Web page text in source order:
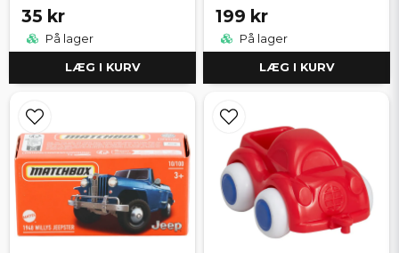
35 kr
På lager
LÆG I KURV
199 kr
På lager
LÆG I KURV